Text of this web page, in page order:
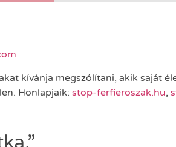
kívánja megszólítani, akik saját
Honlapjaik: stop-ferfieroszak.hu,